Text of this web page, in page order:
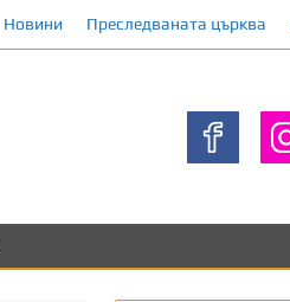
Новини Преследваната църква